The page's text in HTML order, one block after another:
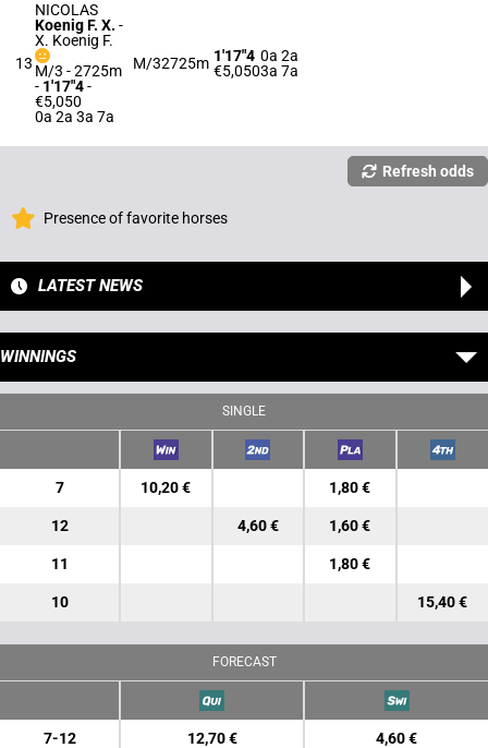
13
NICOLAS
Koenig F. X. -
X. Koenig F.
M/3 - 2725m
- 1'17"4-
€5,050
0a 2a 3a 7a
M/32725m 1'17"4
€5,050
0a 2a
3a 7a
Refresh odds
Presence of favorite horses
LATEST NEWS
WINNINGS
SINGLE
7 10,20 € 1,80 €
12 4,60 € 1,60 €
11 1,80 €
10 15,40 €
FORECAST
7-12 12,70 € 4,60 €